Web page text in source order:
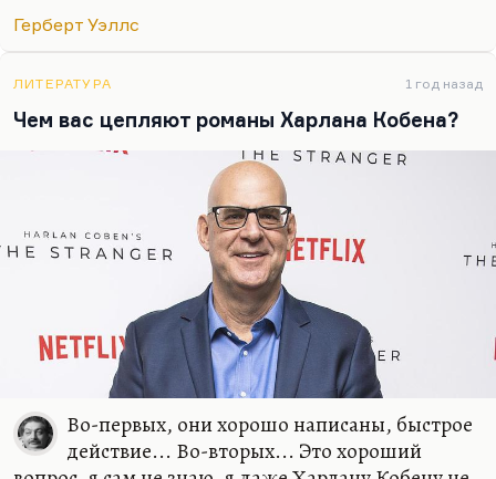
этого совсем не хотел, но в каком-то смысле,
профессором, а может быть, студент еще и
лучше. Я не льщу молодым, не пытаюсь к ним
подольститься. Слава богу, у нас неплохие
отношения. Я не вижу принципиальной разницы
между взрослыми и детьми. Я со своим сыном
Андреем всегда говорил как со взрослым. Может
быть, иногда слишком жестко. И с Шервудом та
Герберт Уэллс
ЛИТЕРАТУРА 1 год назад
Чем вас цепляют романы Харлана Кобена?
Во-первых, они хорошо написаны, быстрое
действие... Во-вторых... Это хороший